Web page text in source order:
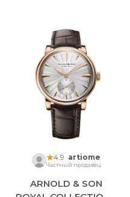
4.9 artiome
Частный продавец
ARNOLD & SON